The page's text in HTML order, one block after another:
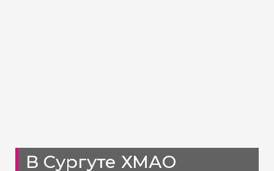
В Сургуте ХМАО